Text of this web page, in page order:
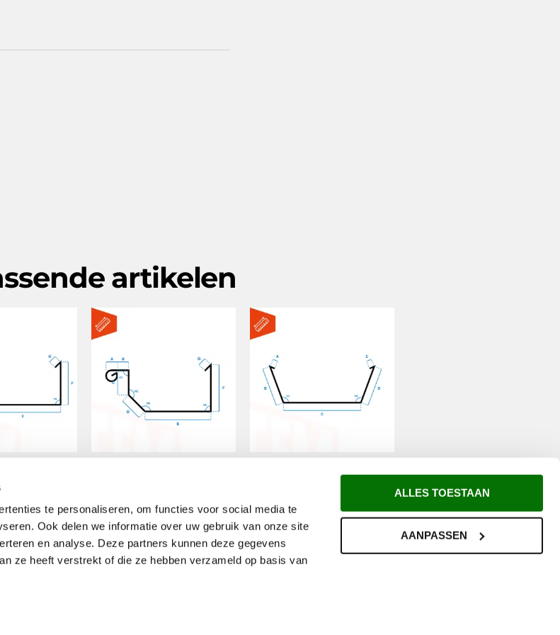
te personaliseren, om functies voor social media te
Ook delen we informatie over uw gebruik van onze site
en analyse. Deze partners kunnen deze gegevens
ze heeft verstrekt of die ze hebben verzameld op basis van
ALLES TOESTAAN
AANPASSEN
artikelen
SELECT OPTIONS
Zinken Bakgoot model
SELECT OPTIONS